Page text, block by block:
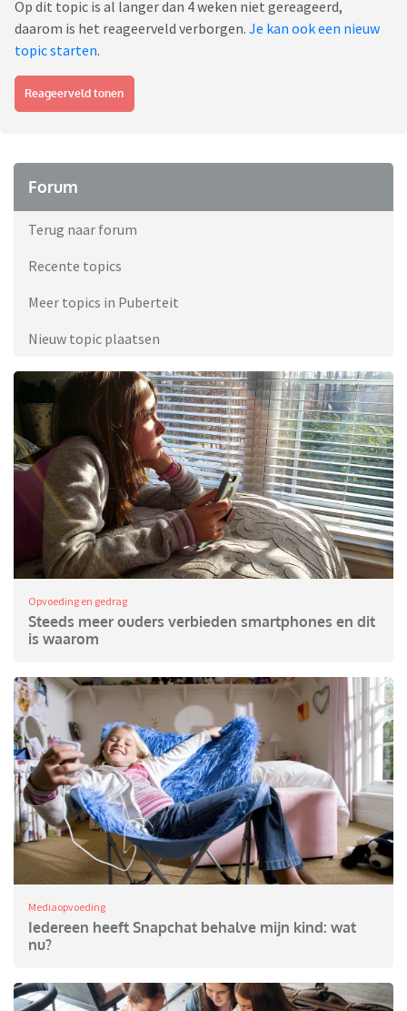
Op dit topic is al langer dan 4 weken niet gereageerd,
daarom is het reageerveld verborgen. Je kan ook een nieuw
topic starten.
Reageerveld tonen
Forum
Terug naar forum
Recente topics
Meer topics in Puberteit
Nieuw topic plaatsen
Opvoeding en gedrag
Steeds meer ouders verbieden smartphones en dit
is waarom
Mediaopvoeding
Iedereen heeft Snapchat behalve mijn kind: wat
nu?